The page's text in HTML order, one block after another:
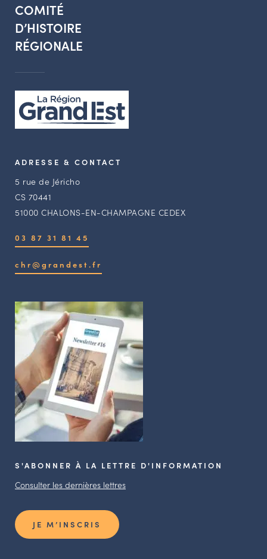
COMITÉ
D’HISTOIRE
RÉGIONALE
ADRESSE & CONTACT
5 rue de Jéricho
CS 70441
51000 CHALONS-EN-CHAMPAGNE CEDEX
03 87 31 81 45
chr@grandest.fr
S'ABONNER À LA LETTRE D'INFORMATION
Consulter les dernières lettres
JE M’INSCRIS